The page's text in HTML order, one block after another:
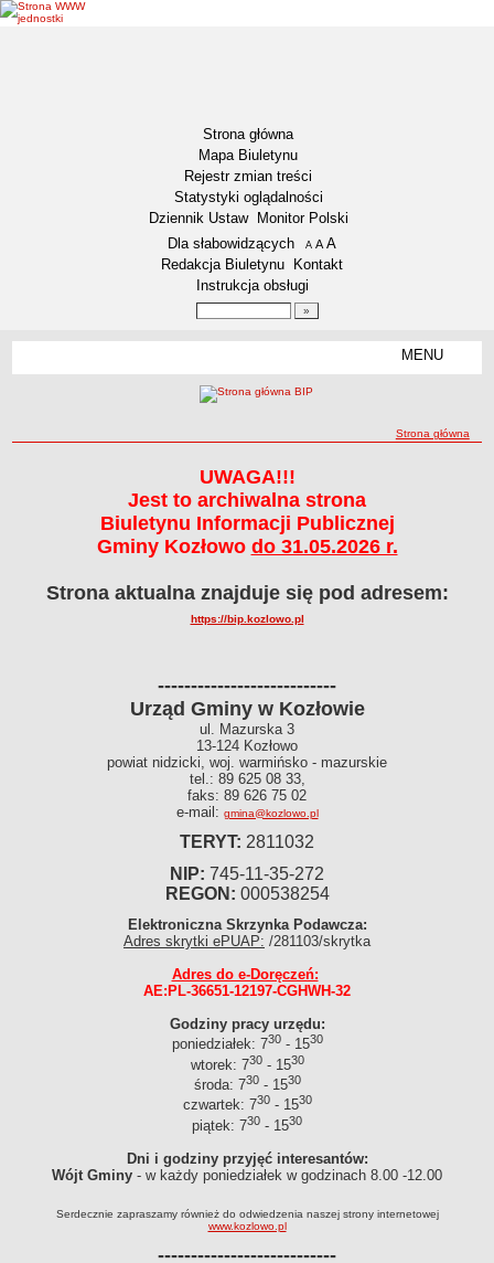
Strona główna
Mapa Biuletynu
Rejestr zmian treści
Statystyki oglądalności
Dziennik Ustaw
Monitor Polski
Menu dodatkowe
Dla słabowidzących A pomniejsz czcionkę
A standardowy rozmiar czcionki
A
Redakcja Biuletynu
Kontakt
Instrukcja obsługi
MENU
Zadania publiczne
Strategie, plany i programy
WŁADZE I STRUKTURA
Jednostki organizacyjne
Oświadczenia majątkowe
Protokoły z sesji, wyniki głosowań, projekty uchwał
Protokoły z posiedzeń Komisji Rady Gminy
Transmisja i nagrania obrad sesji
Interpelacje, pytania, wnioski
Młodzieżowa Rada Gminy Kozłowo
SPRAWY DO ZAŁATWIENIA
Nieodpłatna pomoc prawna
Wniosek o oszacowanie szkód
Zwrot podatku akcyzowego
Wniosek o ustalenie lokalizacji inwestycji celu publicznego albo
warunków zabudowy
ścieżka nawigacji
Strona główna
UWAGA!!!
Jest to archiwalna strona
Biuletynu Informacji Publicznej
Gminy Kozłowo do 31.05.2026 r.
Strona aktualna znajduje się pod adresem:
https://bip.kozlowo.pl
---------------------------
Urząd Gminy w Kozłowie
ul. Mazurska 3
13-124 Kozłowo
powiat nidzicki, woj. warmińsko - mazurskie
tel.: 89 625 08 33,
faks: 89 626 75 02
e-mail: gmina@kozlowo.pl
TERYT: 2811032
NIP: 745-11-35-272
REGON: 000538254
Elektroniczna Skrzynka Podawcza:
Adres skrytki ePUAP: /281103/skrytka
Adres do e-Doręczeń:
AE:PL-36651-12197-CGHWH-32
Godziny pracy urzędu:
poniedziałek: 730- 1530
wtorek: 730- 1530
środa: 730- 1530
czwartek: 730- 1530
piątek: 730 - 1530
Dni i godziny przyjęć interesantów:
Wójt Gminy - w każdy poniedziałek w godzinach 8.00 -12.00
Serdecznie zapraszamy również do odwiedzenia naszej strony internetowej
www.kozlowo.pl
---------------------------